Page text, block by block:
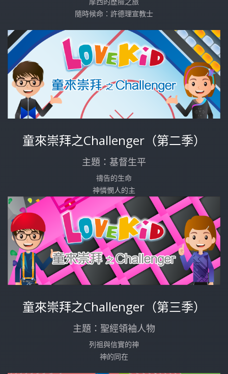
隨時候命：許德理宣教士
童來崇拜之Challenger（第二季）
主題：基督生平
禱告的生命
神憐憫人的主
童來崇拜之Challenger（第三季）
主題：聖經領袖人物
列祖與信實的神
神的同在